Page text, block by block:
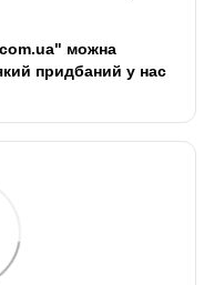
можна
придбаний у нас